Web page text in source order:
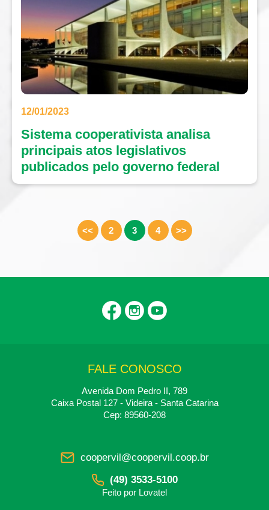
12/01/2023
Sistema cooperativista analisa
principais atos legislativos
publicados pelo governo federal
<< 2 3 4 >>
FALE CONOSCO
Avenida Dom Pedro II, 789
Caixa Postal 127 - Videira - Santa Catarina
Cep: 89560-208
coopervil@coopervil.coop.br
(49) 3533-5100
Feito por Lovatel